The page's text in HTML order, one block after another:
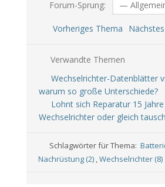
Forum-Sprung:
Vorheriges Thema
Verwandte Themen
Wechselrichter-Datenblätter
warum so große Unterschiede?
Lohnt sich Reparatur 15
Wechselrichter oder gleich
Schlagwörter für Thema:
Nachrüstung (2) ,Wechselrichter (8)